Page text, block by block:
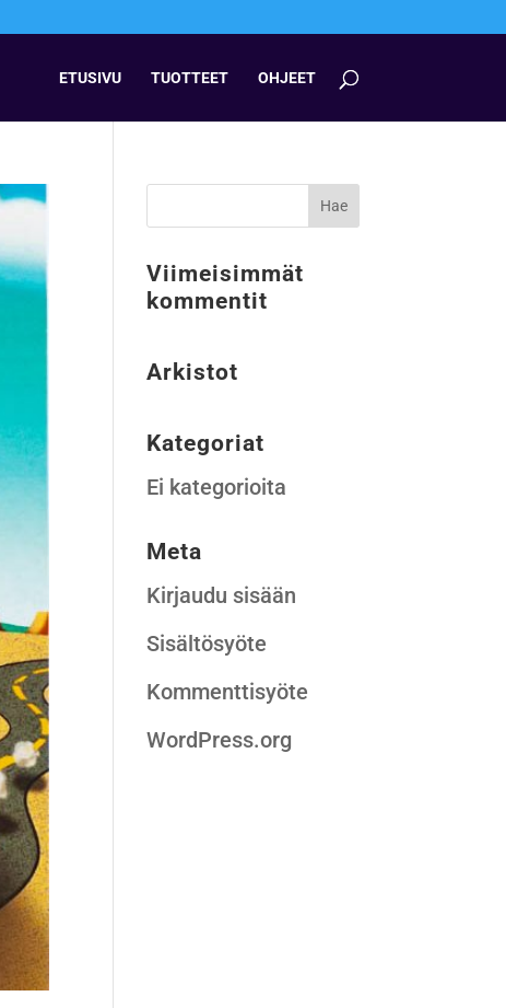
ETUSIVU TUOTTEET OHJEET
Viimeisimmät
kommentit
Arkistot
Kategoriat
Ei kategorioita
Meta
Kirjaudu sisään
Sisältösyöte
Kommenttisyöte
WordPress.org